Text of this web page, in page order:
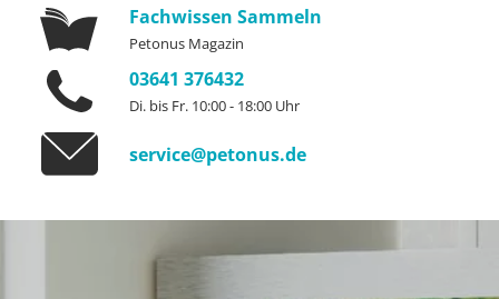
Fachwissen Sammeln
Petonus Magazin
03641 376432
Di. bis Fr. 10:00 - 18:00 Uhr
service@petonus.de